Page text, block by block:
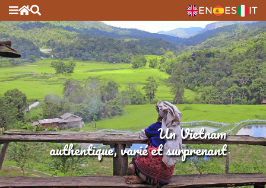
EN ES IT
Un Vietnam
authentique, varié et surprenant